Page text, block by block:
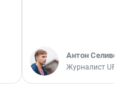
Антон
Журналист